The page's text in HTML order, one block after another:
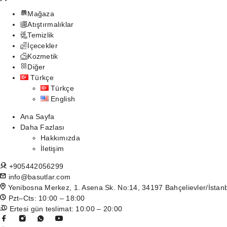
Mağaza
Atıştırmalıklar
Temizlik
İçecekler
Kozmetik
Diğer
Türkçe
Türkçe
English
Ana Sayfa
Daha Fazlası
Hakkımızda
İletişim
+905442056299
info@basutlar.com
Yenibosna Merkez, 1. Asena Sk. No:14, 34197 Bahçelievler/
Pzt–Cts: 10:00 – 18:00
Ertesi gün teslimat: 10:00 – 20:00